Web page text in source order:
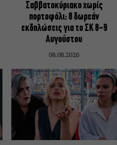
Σαββατοκύριακο χωρίς
πορτοφόλι: 8 δωρεάν
εκδηλώσεις για το ΣΚ 8-9
Αυγούστου
08.08.2026